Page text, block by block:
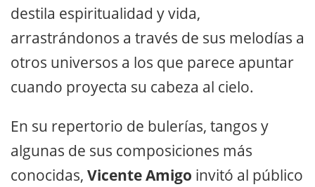
destila espiritualidad y vida,
arrastrándonos a través de sus melodías a
otros universos a los que parece apuntar
cuando proyecta su cabeza al cielo.
En su repertorio de bulerías, tangos y
algunas de sus composiciones más
conocidas, Vicente Amigo invitó al público